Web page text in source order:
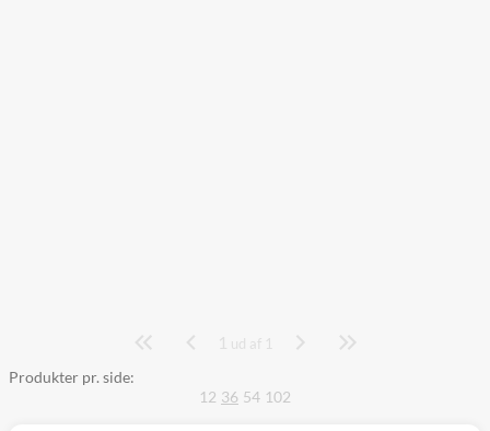
Side
1 ud af 1
Produkter pr. side:
12 36 54 102